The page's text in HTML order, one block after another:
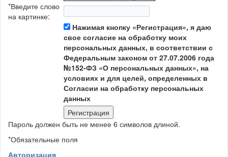
*Введите слово
на картинке:
Нажимая кнопку «Регистрация», я даю
свое согласие на обработку моих
персональных данных, в соответствии с
Федеральным законом от 27.07.2006 года
№152-ФЗ «О персональных данных», на
условиях и для целей, определенных в
Согласии на обработку персональных
данных
Пароль должен быть не менее 6 символов длиной.
*Обязательные поля
Авторизация